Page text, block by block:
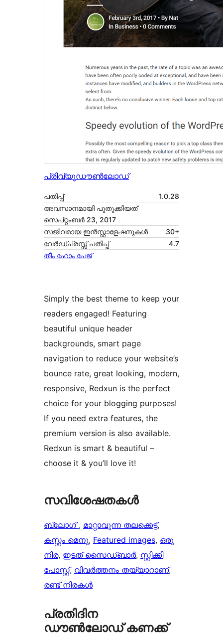
പ്രിവ്യൂഡൗൺലോഡ്
പതിപ്പ്
1.0.28
അവസാനമായി പുതുക്കിയത്
സെപ്റ്റംബർ 23, 2017
സജീവമായ ഇൻസ്റ്റാളേഷനുകൾ
30+
വേർഡ്പ്രസ്സ് പതിപ്പ്
4.7
തീം ഹോം പേജ്
Simply the best theme to keep your
readers engaged! Featuring
beautiful unique header
backgrounds, smart page
navigation to reduce your website’s
bounce rate, great looking, modern,
responsive, Redxun is the perfect
choice for your blogging purposes!
If you need extra features, the
premium version is also available.
Redxun is smart & beautiful –
choose it & you’ll love it!
സവിശേഷതകൾ
ബ്ലോഗ്, മാറ്റാവുന്ന തലക്കെട്ട്‌
കസ്റ്റം മെനു, Featured images, ഒരു
നിര, ഇടത് സൈഡ്ബാർ, സ്റ്റിക്കി
പോസ്റ്റ്, വിവർത്തനം തയ്യാറാണ്
രണ്ട് നിരകൾ
പ്രതിദിന
ഡൗൺലോഡ് കണക്ക്